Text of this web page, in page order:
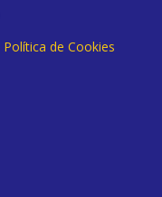
Política de Cookies